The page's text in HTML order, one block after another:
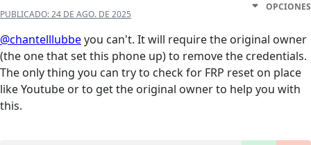
PUBLICADO:24 DE AGO. DE 2025
OPCIONES
@chantelllubbeyou can't. It will require the original owner
(the one that set this phone up) to remove the credentials.
The only thing you can try to check for FRP reset on place
like Youtube or to get the original owner to help you with
this.